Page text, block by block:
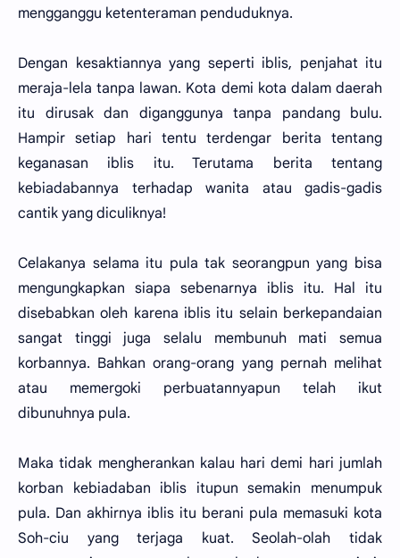
mengganggu ketenteraman penduduknya.
Dengan kesaktiannya yang seperti iblis, penjahat itu
meraja-lela tanpa lawan. Kota demi kota dalam daerah
itu dirusak dan diganggunya tanpa pandang bulu.
Hampir setiap hari tentu terdengar berita tentang
keganasan iblis itu. Terutama berita tentang
kebiadabannya terhadap wanita atau gadis-gadis
cantik yang diculiknya!
Celakanya selama itu pula tak seorangpun yang bisa
mengungkapkan siapa sebenarnya iblis itu. Hal itu
disebabkan oleh karena iblis itu selain berkepandaian
sangat tinggi juga selalu membunuh mati semua
korbannya. Bahkan orang-orang yang pernah melihat
atau memergoki perbuatannyapun telah ikut
dibunuhnya pula.
Maka tidak mengherankan kalau hari demi hari jumlah
korban kebiadaban iblis itupun semakin menumpuk
pula. Dan akhirnya iblis itu berani pula memasuki kota
Soh-ciu yang terjaga kuat. Seolah-olah tidak